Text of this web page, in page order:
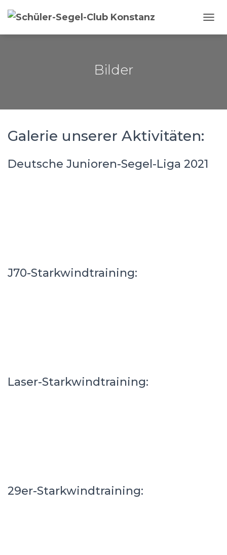
Bilder
Galerie unserer Aktivitäten:
Deutsche Junioren-Segel-Liga 2021
J70-Starkwindtraining:
Laser-Starkwindtraining:
29er-Starkwindtraining: